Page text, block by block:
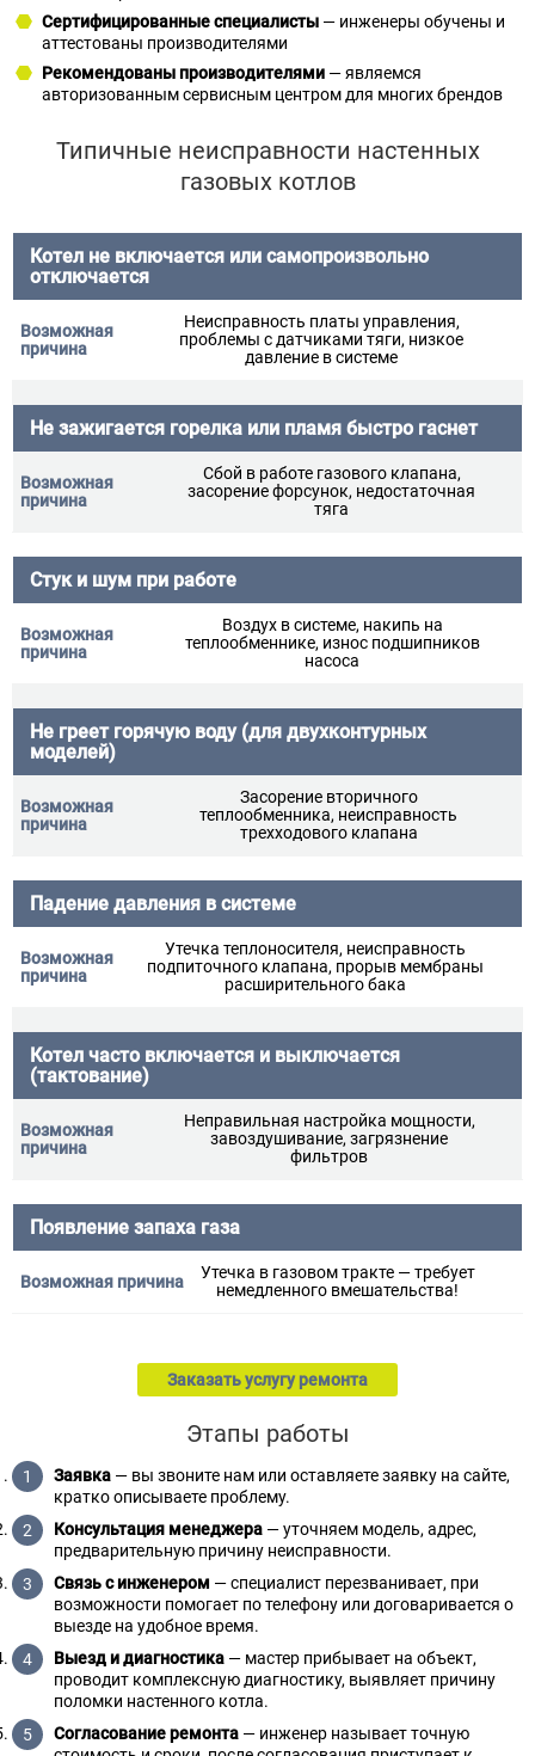
Сертифицированные специалисты — инженеры обучены и
аттестованы производителями
Рекомендованы производителями — являемся
авторизованным сервисным центром для многих брендов
Типичные неисправности настенных
газовых котлов
Котел не включается или самопроизвольно
отключается
Неисправность платы управления,
проблемы с датчиками тяги, низкое
давление в системе
Не зажигается горелка или пламя быстро гаснет
Сбой в работе газового клапана,
засорение форсунок, недостаточная
тяга
Стук и шум при работе
Воздух в системе, накипь на
теплообменнике, износ подшипников
насоса
Не греет горячую воду (для двухконтурных
моделей)
Засорение вторичного
теплообменника, неисправность
трехходового клапана
Падение давления в системе
Утечка теплоносителя, неисправность
подпиточного клапана, прорыв мембраны
расширительного бака
Котел часто включается и выключается
(тактование)
Неправильная настройка мощности,
завоздушивание, загрязнение
фильтров
Появление запаха газа
Утечка в газовом тракте — требует
немедленного вмешательства!
Заказать услугу ремонта
Этапы работы
Заявка — вы звоните нам или оставляете заявку на сайте,
кратко описываете проблему.
Консультация менеджера — уточняем модель, адрес,
предварительную причину неисправности.
Связь с инженером — специалист перезванивает, при
возможности помогает по телефону или договаривается о
выезде на удобное время.
Выезд и диагностика — мастер прибывает на объект,
проводит комплексную диагностику, выявляет причину
поломки настенного котла.
Согласование ремонта — инженер называет точную